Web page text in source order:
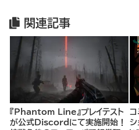
関連記事
『Phantom Line』プレイテスト
が公式Discordにて実施開始！